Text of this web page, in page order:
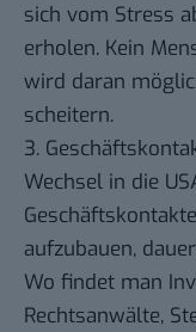
sich vom Stress
erholen. Kein
wird daran
scheitern.
3.
Wechsel in die
aufzubauen,
Wo findet man
Rechtsanwälte,